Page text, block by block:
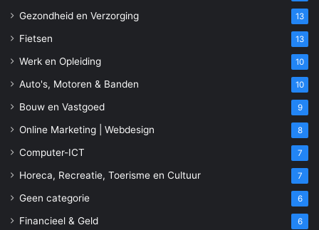
Gezondheid en Verzorging 13
Fietsen 13
Werk en Opleiding 10
Auto's, Motoren & Banden 10
Bouw en Vastgoed 9
Online Marketing | Webdesign 8
Computer-ICT 7
Horeca, Recreatie, Toerisme en Cultuur 7
Geen categorie 6
Financieel & Geld 6